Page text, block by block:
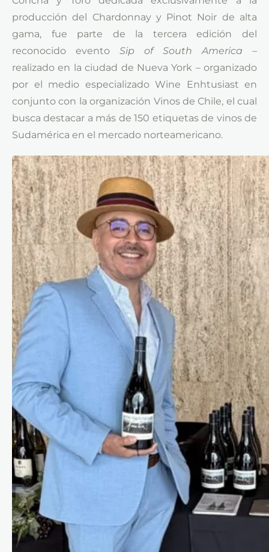
producción del Chardonnay y Pinot Noir de alta
gama, fue parte de la tercera edición del
reconocido evento Sip of South America –
realizado en la ciudad de Nueva York – organizado
por el medio especializado Wine Enhtusiast en
conjunto con la organización Vinos de Chile, el cual
busca destacar a más de 150 etiquetas de vinos de
Sudamérica en el mercado norteamericano.